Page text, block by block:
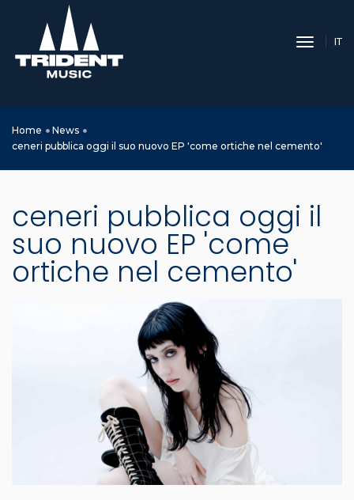
toggle
IT
Home
News
ceneri pubblica oggi il suo nuovo EP 'come ortiche nel cemento'
ceneri pubblica oggi il
suo nuovo EP 'come
ortiche nel cemento'